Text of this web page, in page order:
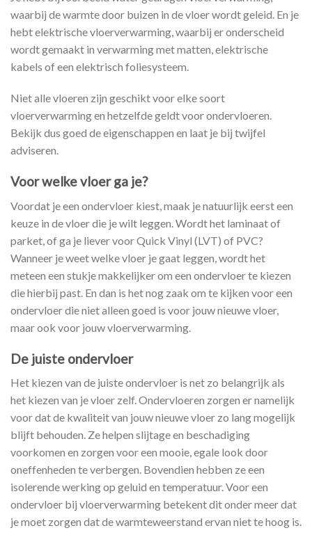
waarbij de warmte door buizen in de vloer wordt geleid. En je
hebt elektrische vloerverwarming, waarbij er onderscheid
wordt gemaakt in verwarming met matten, elektrische
kabels of een elektrisch foliesysteem.
Niet alle vloeren zijn geschikt voor elke soort
vloerverwarming en hetzelfde geldt voor ondervloeren.
Bekijk dus goed de eigenschappen en laat je bij twijfel
adviseren.
Voor welke vloer ga je?
Voordat je een ondervloer kiest, maak je natuurlijk eerst een
keuze in de vloer die je wilt leggen. Wordt het laminaat of
parket, of ga je liever voor Quick Vinyl (LVT) of PVC?
Wanneer je weet welke vloer je gaat leggen, wordt het
meteen een stukje makkelijker om een ondervloer te kiezen
die hierbij past. En dan is het nog zaak om te kijken voor een
ondervloer die niet alleen goed is voor jouw nieuwe vloer,
maar ook voor jouw vloerverwarming.
De juiste ondervloer
Het kiezen van de juiste ondervloer is net zo belangrijk als
het kiezen van je vloer zelf. Ondervloeren zorgen er namelijk
voor dat de kwaliteit van jouw nieuwe vloer zo lang mogelijk
blijft behouden. Ze helpen slijtage en beschadiging
voorkomen en zorgen voor een mooie, egale look door
oneffenheden te verbergen. Bovendien hebben ze een
isolerende werking op geluid en temperatuur. Voor een
ondervloer bij vloerverwarming betekent dit onder meer dat
je moet zorgen dat de warmteweerstand ervan niet te hoog is.